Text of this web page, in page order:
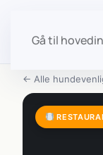
Gå til
← Alle